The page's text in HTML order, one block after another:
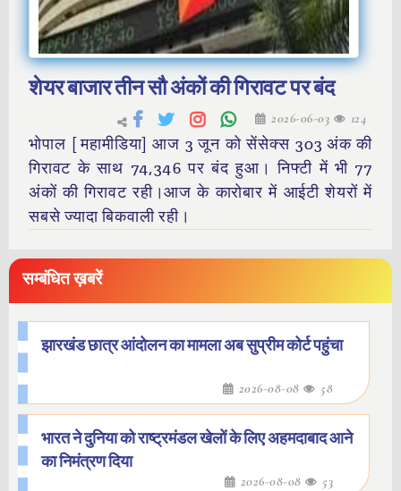
शेयर बाजार तीन सौ अंकों की गिरावट पर बंद
2026-06-03 124
भोपाल [ महामीडिया] आज 3 जून को सेंसेक्स 303 अंक की
गिरावट के साथ 74,346 पर बंद हुआ। निफ्टी में भी 77
अंकों की गिरावट रही।आज के कारोबार में आईटी शेयरों में
सबसे ज्यादा बिकवाली रही।
सम्बंधित ख़बरें
झारखंड छात्र आंदोलन का मामला अब सुप्रीम कोर्ट पहुंचा
2026-08-08 58
भारत ने दुनिया को राष्ट्रमंडल खेलों के लिए अहमदाबाद आने
का निमंत्रण दिया
2026-08-08 53